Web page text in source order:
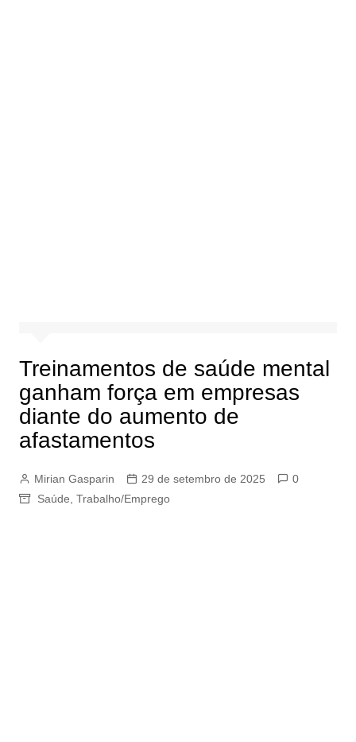
Treinamentos de saúde mental
ganham força em empresas
diante do aumento de
afastamentos
Mirian Gasparin 29 de setembro de 2025
0
Saúde Trabalho/Emprego